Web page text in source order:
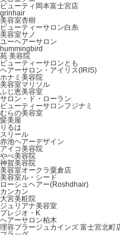
ビューティ岡本富士宮店
grinhair
美容室杏樹
ビューティーサロン白糸
美容室サノ
ユーヘアーサロン
hummingbird
苑 美容院
ビューティーサロンとも
ヘアーサロン・アイリス(IRIS)
ホナミ美容院
美容室マリソル
ふじ恵美容室
サロン・ド・ローラン
ビューティーサロンフジナミ
むらの美容室
髪美屋
りるは
スリール
赤池ヘアーデザイン
アイコ美容院
やべ美容院
神賀美容院
美容室オークラ粟倉店
美容室ル・シード
ローシュヘアー(Roshdhair)
カンカン
大宮美粧院
ジュリアナ美容室
プレジオ・K
ヘアーサロン柏木
理容プラージュカインズ 富士宮北町